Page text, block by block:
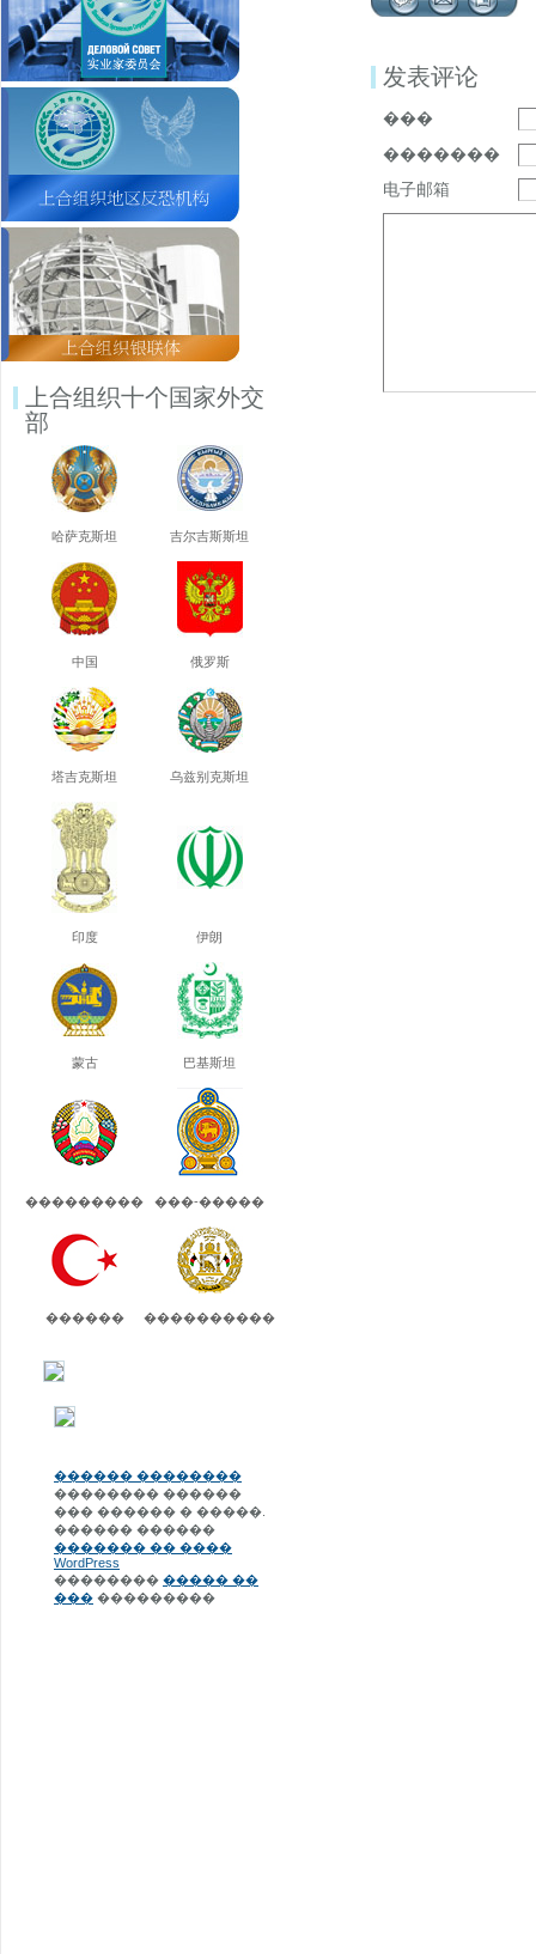
上合组织十个国家外交
部
哈萨克斯坦 吉尔吉斯斯坦
中国 俄罗斯
塔吉克斯坦 乌兹别克斯坦
印度 伊朗
蒙古 巴基斯坦
��������� ���-�����
������ ����������
������ ��������
�������� ������
��� ������ � �����.
������ ������
������� �� ����
WordPress
�������� ����� ��
��� ���������
发表评论
���
�������
电子邮箱